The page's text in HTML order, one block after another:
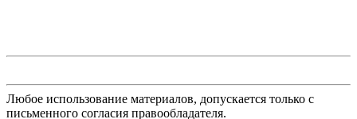
Любое использование материалов, допускается только с
письменного согласия правообладателя.